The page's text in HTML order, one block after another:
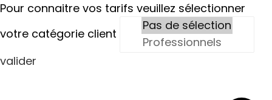
Pour connaitre vos tarifs veuillez sélectionner
votre catégorie client
valider